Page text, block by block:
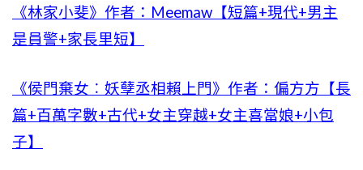
《林家小斐》作者：Meemaw【短篇+現代+男主
是員警+家長里短】
《侯門棄女︰妖孽丞相賴上門》作者：偏方方【長
篇+百萬字數+古代+女主穿越+女主喜當娘+小包
子】